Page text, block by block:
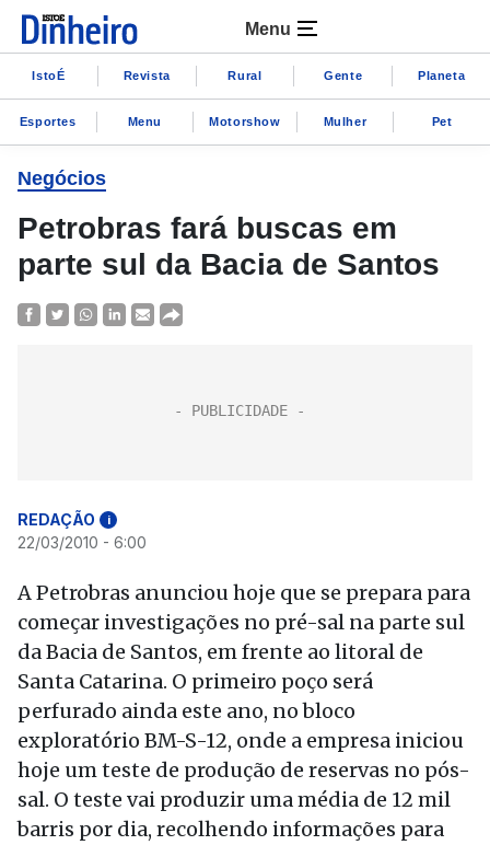
Menu
IstoÉ Revista Rural Gente Planeta
Esportes Menu Motorshow Mulher Pet
Negócios
Petrobras fará buscas em
parte sul da Bacia de Santos
REDAÇÃO i
22/03/2010 - 6:00
A Petrobras anunciou hoje que se prepara para
começar investigações no pré-sal na parte sul
da Bacia de Santos, em frente ao litoral de
Santa Catarina. O primeiro poço será
perfurado ainda este ano, no bloco
exploratório BM-S-12, onde a empresa iniciou
hoje um teste de produção de reservas no pós-
sal. O teste vai produzir uma média de 12 mil
barris por dia, recolhendo informações para